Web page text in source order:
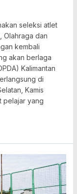
seleksi atlet
Olahraga dan
kembali
akan berlaga
Kalimantan
di
Kamis
pelajar yang